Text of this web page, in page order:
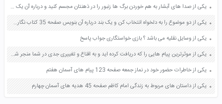
یکی از صدا های آبشار به هم خوردن برگ ها زنبور را در ذهنتان مجسم کنید و درباره آن یک بند بنویسید صفحه 11 نگارش پنجم
یکی از دو موضوع را به دلخواه انتخاب کن و یک بند درباره آن بنویس صفحه 35 کتاب نگارش فارسی سوم
یکی از وسایل نقلیه می باشد ؟ بازی خواستگاری جواب پاسخ
یکی از موثرترین پیام هایی را که دریافت کرده اید و به اقناع و تغییری جدی در شما منجر شده است برسی کنید و علت این تاثیر گذاری قابل توجه را بنویسید صفحه 52 تفکر و سواد رسانه ای دهم
یکی از خاطرات حضور خود در نماز جمعه صفحه 123 پیام های آسمان هفتم
یکی از داستان های مربوط به زندگی امام کاظم صفحه 45 هدیه های آسمان چهارم